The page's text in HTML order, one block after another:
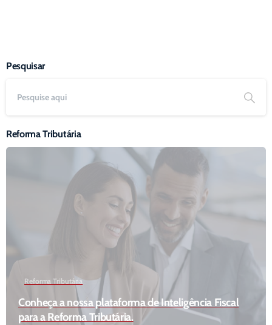
Pesquisar
Reforma Tributária
Reforma Tributária
Conheça a nossa plataforma de Inteligência Fiscal
para a Reforma Tributária.